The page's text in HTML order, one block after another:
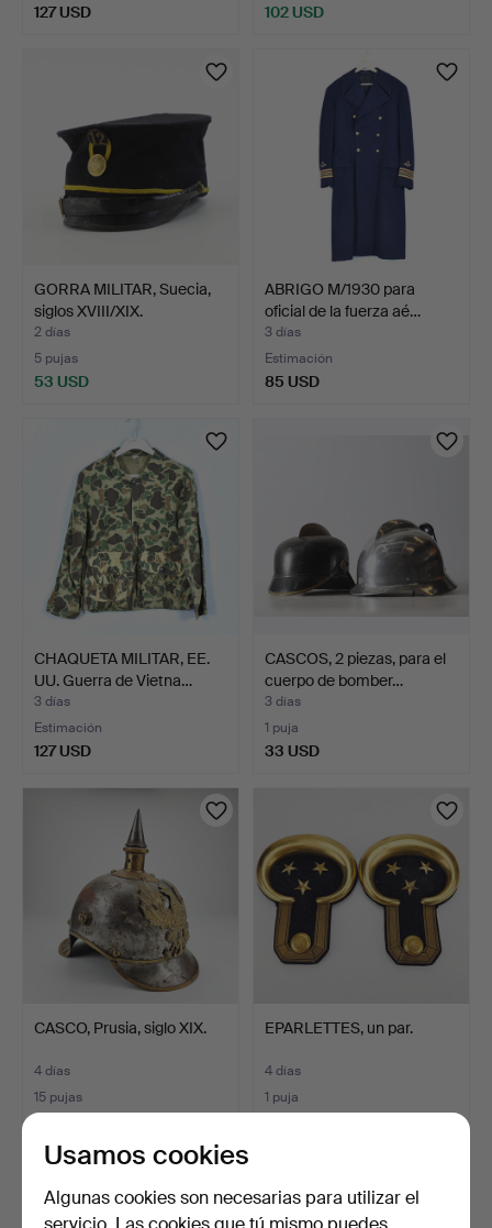
127 USD 102 USD
GORRA MILITAR, Suecia,
siglos XVIII/XIX.
2 días
5 pujas
53 USD
ABRIGO M/1930 para
oficial de la fuerza aé…
3 días
Estimación
85 USD
CHAQUETA MILITAR, EE.
UU. Guerra de Vietna…
3 días
Estimación
127 USD
CASCOS, 2 piezas, para el
cuerpo de bomber…
3 días
1 puja
33 USD
CASCO, Prusia, siglo XIX.
4 días
15 pujas
185 USD
EPARLETTES, un par.
4 días
1 puja
Usamos cookies
Algunas cookies son necesarias para utilizar el